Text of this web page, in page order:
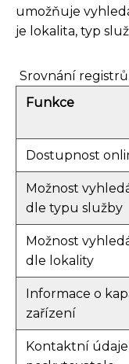
umožňuje
je lokalita, typ
Srovnání
Funkce
Dostupnost
Možnost
dle typu služby
Možnost
dle lokality
Informace o
zařízení
Kontaktní údaje